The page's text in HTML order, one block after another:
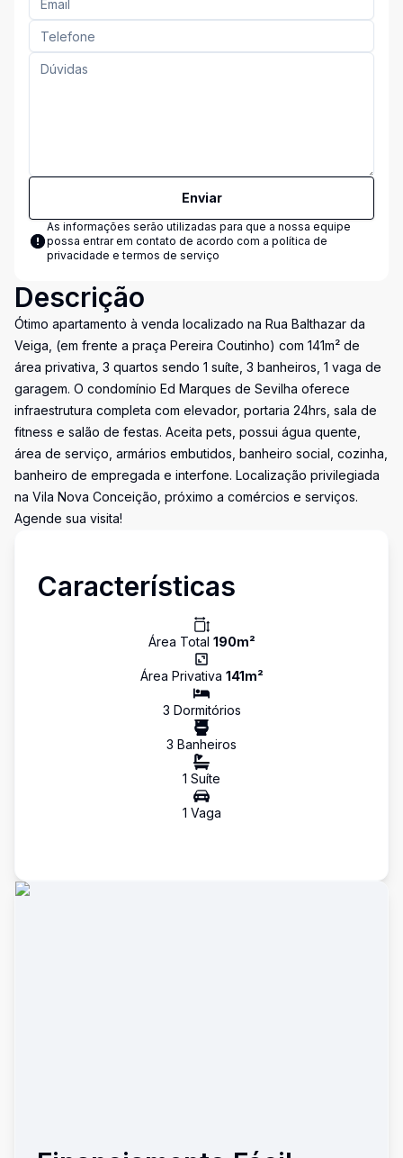
Enviar
As informações serão utilizadas para que a nossa equipe
possa entrar em contato de acordo com a política de
privacidade e termos de serviço
Descrição
Ótimo apartamento à venda localizado na Rua Balthazar da
Veiga, (em frente a praça Pereira Coutinho) com 141m² de
área privativa, 3 quartos sendo 1 suíte, 3 banheiros, 1 vaga de
garagem. O condomínio Ed Marques de Sevilha oferece
infraestrutura completa com elevador, portaria 24hrs, sala de
fitness e salão de festas. Aceita pets, possui água quente,
área de serviço, armários embutidos, banheiro social, cozinha,
banheiro de empregada e interfone. Localização privilegiada
na Vila Nova Conceição, próximo a comércios e serviços.
Agende sua visita!
Características
Área Total 190m²
Área Privativa 141m²
3 Dormitórios
3 Banheiros
1 Suíte
1 Vaga